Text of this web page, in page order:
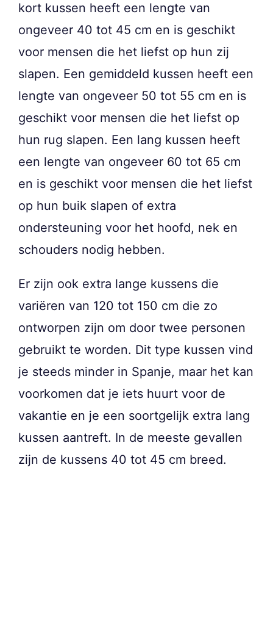
kort kussen heeft een lengte van
ongeveer 40 tot 45 cm en is geschikt
voor mensen die het liefst op hun zij
slapen. Een gemiddeld kussen heeft een
lengte van ongeveer 50 tot 55 cm en is
geschikt voor mensen die het liefst op
hun rug slapen. Een lang kussen heeft
een lengte van ongeveer 60 tot 65 cm
en is geschikt voor mensen die het liefst
op hun buik slapen of extra
ondersteuning voor het hoofd, nek en
schouders nodig hebben.
Er zijn ook extra lange kussens die
variëren van 120 tot 150 cm die zo
ontworpen zijn om door twee personen
gebruikt te worden. Dit type kussen vind
je steeds minder in Spanje, maar het kan
voorkomen dat je iets huurt voor de
vakantie en je een soortgelijk extra lang
kussen aantreft. In de meeste gevallen
zijn de kussens 40 tot 45 cm breed.